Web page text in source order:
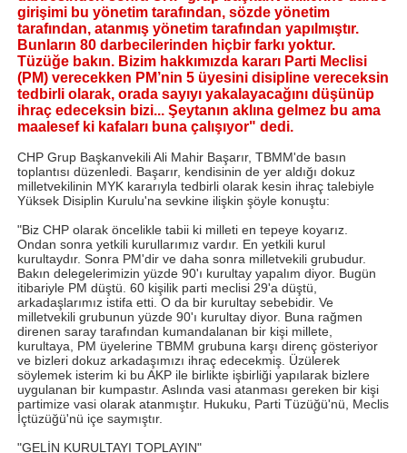
girişimi bu yönetim tarafından, sözde yönetim
tarafından, atanmış yönetim tarafından yapılmıştır.
Bunların 80 darbecilerinden hiçbir farkı yoktur.
Tüzüğe bakın. Bizim hakkımızda kararı Parti Meclisi
(PM) verecekken PM’nin 5 üyesini disipline vereceksin
tedbirli olarak, orada sayıyı yakalayacağını düşünüp
ihraç edeceksin bizi... Şeytanın aklına gelmez bu ama
maalesef ki kafaları buna çalışıyor" dedi.
CHP Grup Başkanvekili Ali Mahir Başarır, TBMM'de basın
toplantısı düzenledi. Başarır, kendisinin de yer aldığı dokuz
milletvekilinin MYK kararıyla tedbirli olarak kesin ihraç talebiyle
Yüksek Disiplin Kurulu'na sevkine ilişkin şöyle konuştu:
"Biz CHP olarak öncelikle tabii ki milleti en tepeye koyarız.
Ondan sonra yetkili kurullarımız vardır. En yetkili kurul
kurultaydır. Sonra PM'dir ve daha sonra milletvekili grubudur.
Bakın delegelerimizin yüzde 90'ı kurultay yapalım diyor. Bugün
itibariyle PM düştü. 60 kişilik parti meclisi 29'a düştü,
arkadaşlarımız istifa etti. O da bir kurultay sebebidir. Ve
milletvekili grubunun yüzde 90'ı kurultay diyor. Buna rağmen
direnen saray tarafından kumandalanan bir kişi millete,
kurultaya, PM üyelerine TBMM grubuna karşı direnç gösteriyor
ve bizleri dokuz arkadaşımızı ihraç edecekmiş. Üzülerek
söylemek isterim ki bu AKP ile birlikte işbirliği yapılarak bizlere
uygulanan bir kumpastır. Aslında vasi atanması gereken bir kişi
partimize vasi olarak atanmıştır. Hukuku, Parti Tüzüğü'nü, Meclis
İçtüzüğü'nü içe saymıştır.
"GELİN KURULTAYI TOPLAYIN"